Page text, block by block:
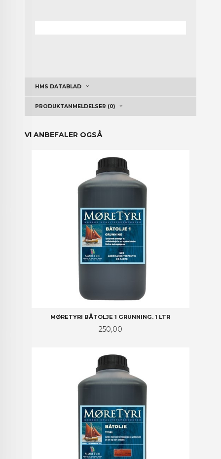
HMS DATABLAD
PRODUKTANMELDELSER (0)
VI ANBEFALER OGSÅ
MØRETYRI BÅTOLJE 1 GRUNNING. 1 LTR
Pris
250,00